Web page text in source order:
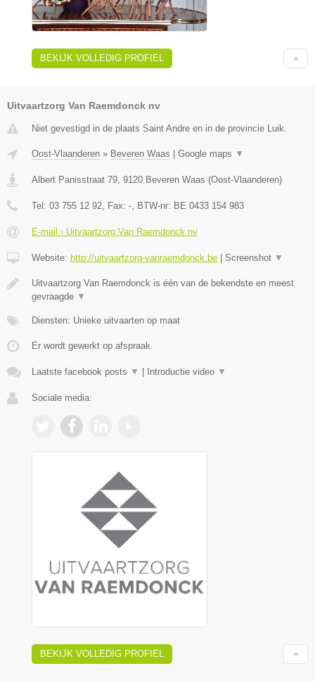
BEKIJK VOLLEDIG PROFIEL
Uitvaartzorg Van Raemdonck nv
Niet gevestigd in de plaats Saint Andre en in de provincie Luik.
Oost-Vlaanderen » Beveren Waas Google maps ▼
Albert Panisstraat 79 9120 Beveren Waas (Oost-Vlaanderen)
Tel: 03 755 12 92 , Fax: - , BTW-nr: BE 0433 154 983
E-mail › Uitvaartzorg Van Raemdonck nv
Website: http://uitvaartzorg-vanraemdonck.be Screenshot ▼
Uitvaartzorg Van Raemdonck is één van de bekendste en meest
gevraagde ▼
Diensten: Unieke uitvaarten op maat
Er wordt gewerkt op afspraak.
Laatste facebook posts ▼ Introductie video ▼
Sociale media:
BEKIJK VOLLEDIG PROFIEL